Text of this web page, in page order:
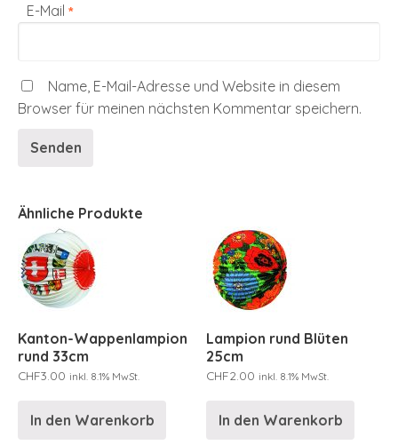
E-Mail *
Name, E-Mail-Adresse und Website in diesem
Browser für meinen nächsten Kommentar speichern.
Ähnliche Produkte
Kanton-Wappenlampion
rund 33cm
CHF3.00 inkl. 8.1% MwSt.
In den Warenkorb
Lampion rund Blüten
25cm
CHF2.00 inkl. 8.1% MwSt.
In den Warenkorb